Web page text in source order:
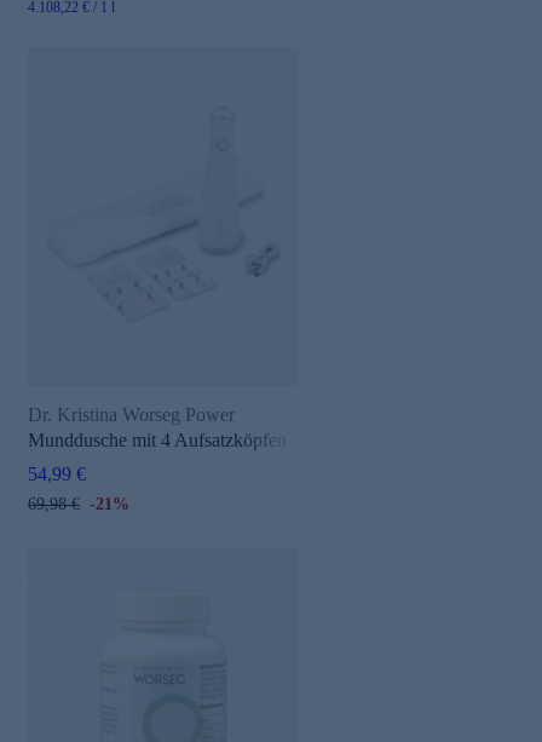
4.108,22 € / 1 l
Dr. Kristina Worseg Power
Munddusche mit 4 Aufsatzköpfen
54,99 €
69,98 € -21%